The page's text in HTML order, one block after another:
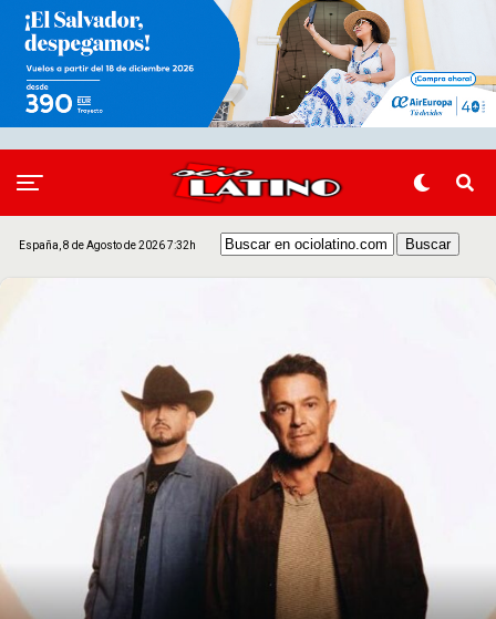
España, 8 de Agosto de 2026 7:32h